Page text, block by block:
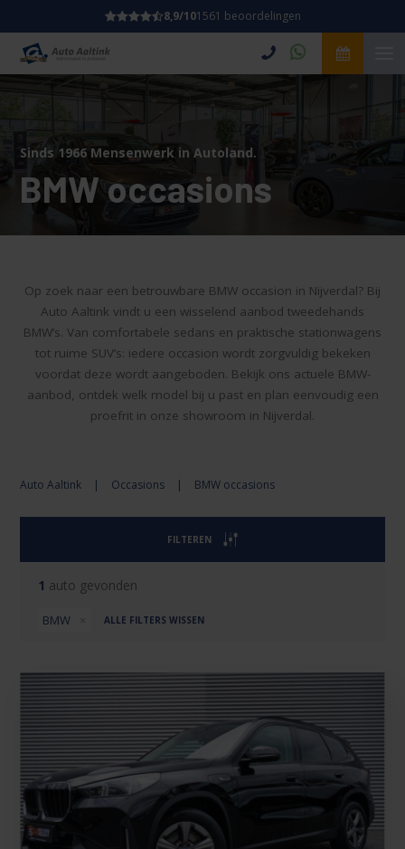
8,9/101561 beoordelingen
Sinds 1966 Mensenwerk in Autoland.
BMW occasions
Op zoek naar een betrouwbare BMW occasion in Nijverdal? Bij
Auto Aaltink vindt u een wisselend aanbod tweedehands
BMW’s. Van comfortabele sedans en praktische stationwagens
tot ruime SUV’s: iedere occasion wordt zorgvuldig bekeken
voordat deze wordt aangeboden. Bekijk ons actuele BMW-
aanbod, ontdek welk model bij u past en plan eenvoudig een
proefrit in onze showroom in Nijverdal.
Auto Aaltink | Occasions | BMW occasions
FILTEREN
1 auto gevonden
BMW ALLE FILTERS WISSEN